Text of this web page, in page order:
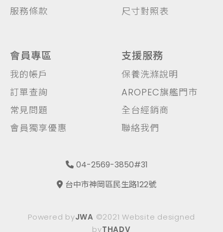
服務條款
尺寸對照表
會員專區
我的帳戶
訂單查詢
常見問題
會員獨享優惠
支援服務
保養洗滌說明
AROPEC旗艦門市
全台經銷商
聯絡我們
04-2569-3850#31
台中市神岡區民生路122號
Powered byJWA ©2021 Website designed
byTHADV